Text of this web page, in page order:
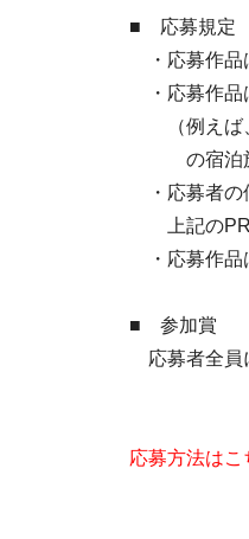
■ 応募規定
・応募作品は
・応募作品は、
（例えば、町
の宿泊施設
・応募者の個人
上記のPRの際
・応募作品は
■ 参加賞
応募者全員に
応募方法はこ